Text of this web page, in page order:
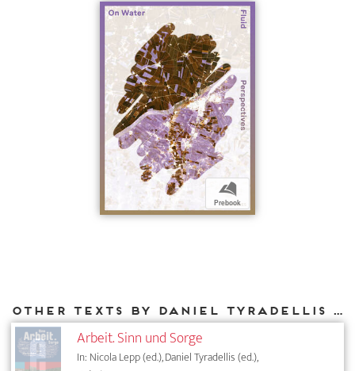
b
Prebook
Other texts by Daniel Tyradellis for DIAPHANES
Arbeit. Sinn und Sorge
In: Nicola Lepp (ed.), Daniel Tyradellis (ed.),